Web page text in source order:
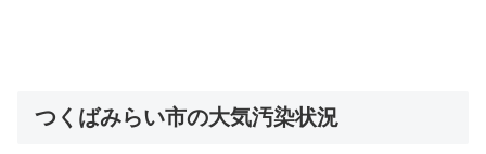
つくばみらい市の大気汚染状況